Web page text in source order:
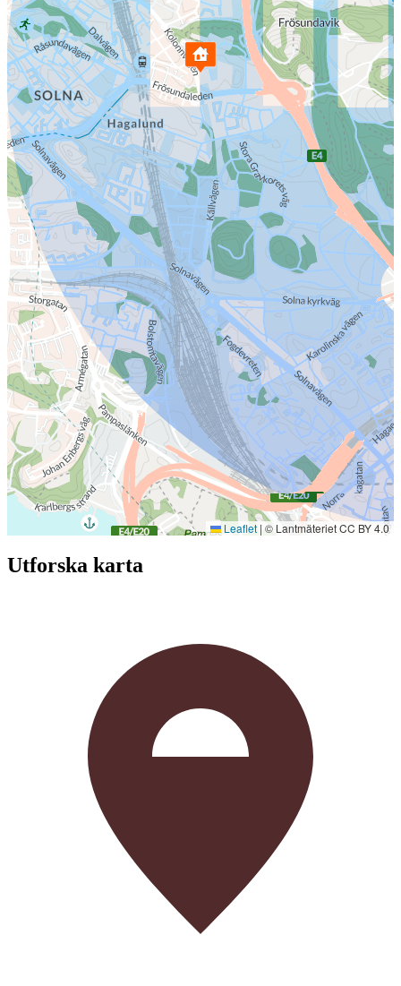
Leaflet | © Lantmäteriet CC BY 4.0
Utforska karta